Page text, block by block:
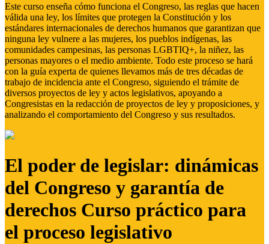
Este curso enseña cómo funciona el Congreso, las reglas que hacen
válida una ley, los límites que protegen la Constitución y los
estándares internacionales de derechos humanos que garantizan que
ninguna ley vulnere a las mujeres, los pueblos indígenas, las
comunidades campesinas, las personas LGBTIQ+, la niñez, las
personas mayores o el medio ambiente. Todo este proceso se hará
con la guía experta de quienes llevamos más de tres décadas de
trabajo de incidencia ante el Congreso, siguiendo el trámite de
diversos proyectos de ley y actos legislativos, apoyando a
Congresistas en la redacción de proyectos de ley y proposiciones, y
analizando el comportamiento del Congreso y sus resultados.
El poder de legislar: dinámicas
del Congreso y garantía de
derechos Curso práctico para
el proceso legislativo